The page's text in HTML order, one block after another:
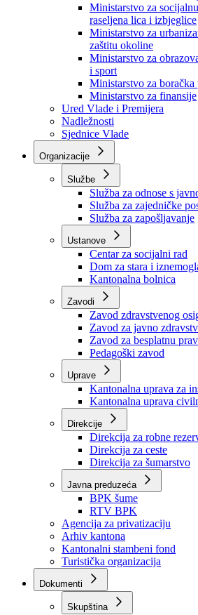
Ministarstvo za privredu
Ministarstvo za
Ministarstvo za
Ministarstvo za
raseljena lica i izbjeglice
Ministarstvo za
zaštitu okoline
Ministarstvo za
i sport
Ministarstvo za boračka
Ministarstvo za finansije
Ured Vlade i Premijera
Nadležnosti
Sjednice Vlade
Organizacije
Službe
Služba za odnose s
Služba za zajedničke
Služba za zapošljavanje
Ustanove
Centar za socijalni rad
Dom za stara i
Kantonalna bolnica
Zavodi
Zavod zdravstvenog
Zavod za javno zdravstvo
Zavod za besplatnu
Pedagoški zavod
Kantonalna uprava za
Kantonalna uprava
Direkcije
Direkcija za robne
Direkcija za ceste
Direkcija za šumarstvo
Javna preduzeća
BPK šume
RTV BPK
Agencija za privatizaciju
Arhiv kantona
Kantonalni stambeni fond
Turistička organizacija